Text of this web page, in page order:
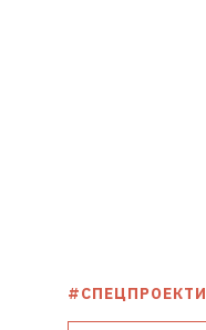
#СПЕЦПРОЕКТИ